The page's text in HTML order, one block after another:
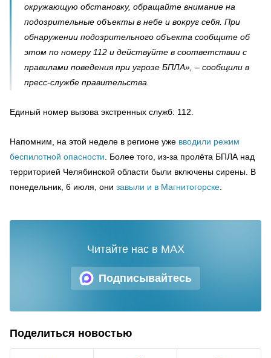
окружающую обстановку, обращайте внимание на
подозрительные объекты в небе и вокруг себя. При
обнаружении подозрительного объекта сообщите об
этом по номеру 112 и действуйте в соответствии с
правилами поведения при угрозе БПЛА», – сообщили в
пресс-службе правительства.
Единый номер вызова экстренных служб: 112.
Напомним, на этой неделе в регионе уже вводили режим
беспилотной опасности . Более того, из-за пролёта БПЛА над
территорией Челябинской области были включены сирены. В
понедельник, 6 июля, они завыли и в Магнитогорске
Подписывайтесь
Читайте нас в MAX
Поделиться новостью